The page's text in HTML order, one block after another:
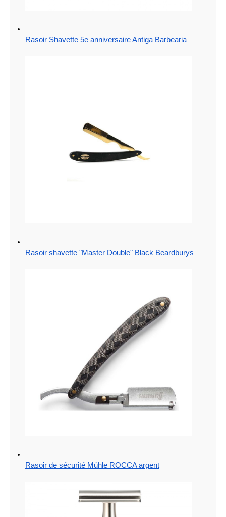
Rasoir Shavette 5e anniversaire Antiga Barbearia
Rasoir shavette "Master Double" Black Beardburys
Rasoir de sécurité Mühle ROCCA argent